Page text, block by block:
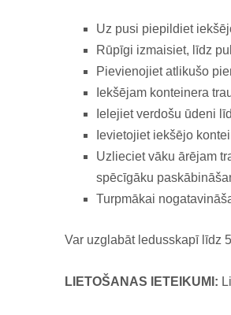
Uz pusi piepildiet
Rūpīgi izmaisiet, līdz
Pievienojiet atlikušo
Iekšējam konteinera
Ielejiet verdošu ūdeni
Ievietojiet iekšējo
Uzlieciet vāku ārējam
spēcīgāku
Turpmākai
Var uzglabāt ledusskapī līdz
LIETOŠANAS IETEIKUMI: